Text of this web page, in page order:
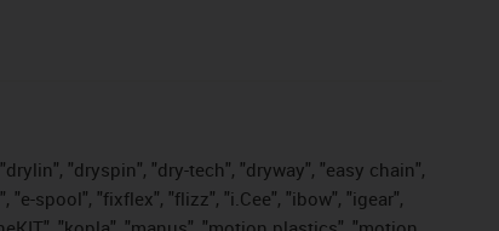
"dryspin", "dry-tech", "dryway", "easy chain",
spool", "fixflex", "flizz", "i.Cee", "ibow", "igear",